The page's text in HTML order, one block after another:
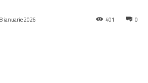
ianuarie 2026 0
401